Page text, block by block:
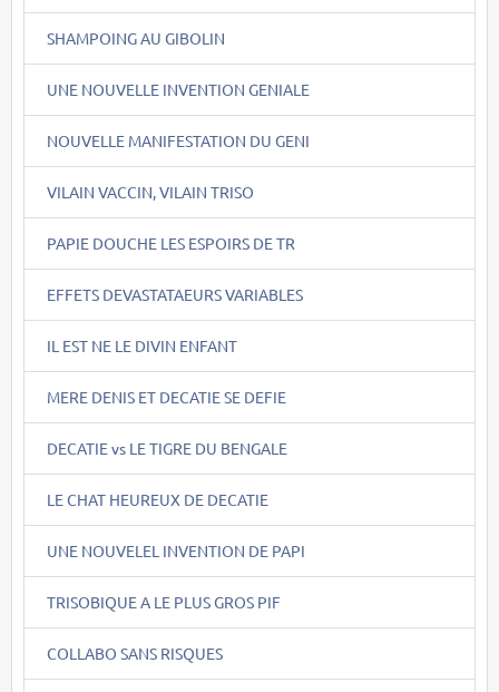
SHAMPOING AU GIBOLIN
UNE NOUVELLE INVENTION GENIALE
NOUVELLE MANIFESTATION DU GENI
VILAIN VACCIN, VILAIN TRISO
PAPIE DOUCHE LES ESPOIRS DE TR
EFFETS DEVASTATAEURS VARIABLES
IL EST NE LE DIVIN ENFANT
MERE DENIS ET DECATIE SE DEFIE
DECATIE vs LE TIGRE DU BENGALE
LE CHAT HEUREUX DE DECATIE
UNE NOUVELEL INVENTION DE PAPI
TRISOBIQUE A LE PLUS GROS PIF
COLLABO SANS RISQUES